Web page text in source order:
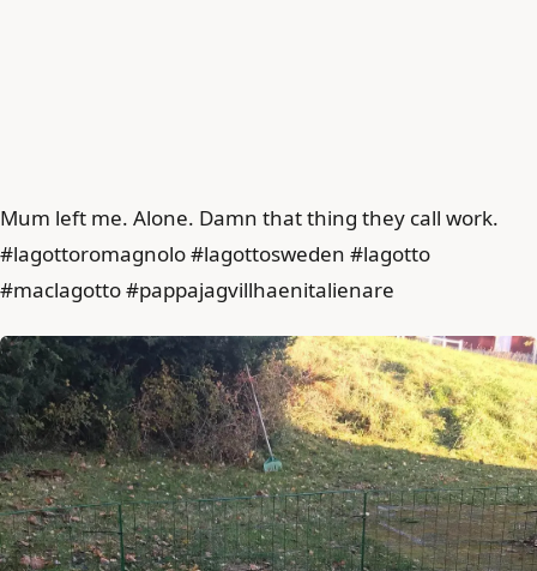
Mum left me. Alone. Damn that thing they call work.
#lagottoromagnolo #lagottosweden #lagotto
#maclagotto #pappajagvillhaenitalienare